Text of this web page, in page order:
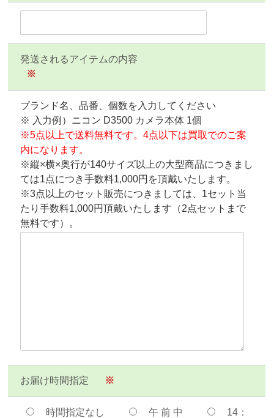
発送されるアイテムの内容
※
ブランド名、品番、個数を入力してください
※ 入力例）ニコン D3500 カメラ本体 1個
※5点以上で送料無料です。4点以下は買取でのご案
内になります。
※縦×横×奥行が140サイズ以上の大型商品につきまし
ては1点につき手数料1,000円を頂戴いたします。
※3点以上のセット販売につきましては、1セット当
たり手数料1,000円頂戴いたします（2点セットまで
無料です）。
お届け時間指定 ※
時間指定なし 午 前 中
14：